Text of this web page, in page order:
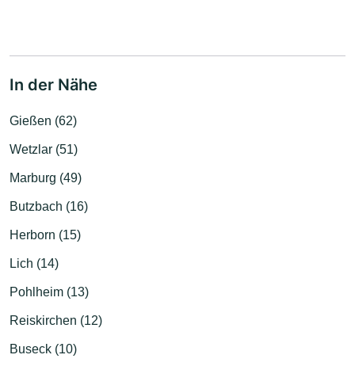
In der Nähe
Gießen (62)
Wetzlar (51)
Marburg (49)
Butzbach (16)
Herborn (15)
Lich (14)
Pohlheim (13)
Reiskirchen (12)
Buseck (10)